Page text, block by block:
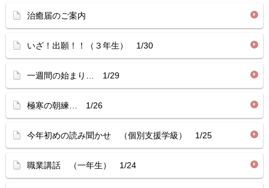
治癒届のご案内
いざ！出願！！（３年生） 1/30
一週間の始まり… 1/29
極寒の朝練… 1/26
今年初めの読み聞かせ （個別支援学級） 1/25
職業講話 （一年生） 1/24